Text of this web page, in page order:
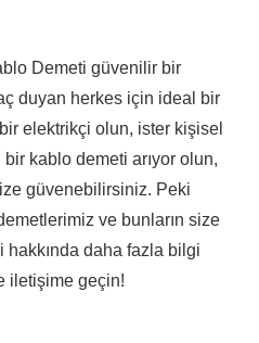
Demeti güvenilir bir
duyan herkes için ideal bir
elektrikçi olun, ister kişisel
kablo demeti arıyor olun,
güvenebilirsiniz. Peki
ve bunların size
hakkında daha fazla bilgi
iletişime geçin!